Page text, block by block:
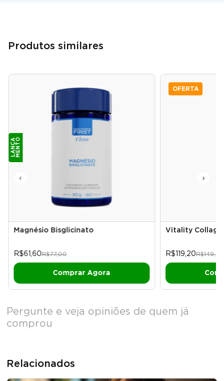
Produtos similares
L
A
N
Ç
A
M
E
N
TO
Magnésio Bisglicinato
R$61,60R$77,00
OFERTA
Vitality
R$119,20
Pergunte e veja opiniões de quem já
comprou
Relacionados